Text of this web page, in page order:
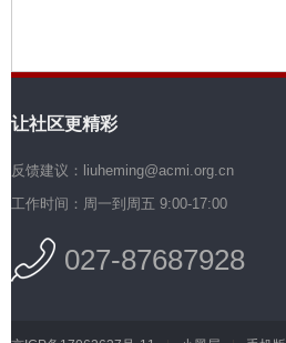
硅
让社区更精彩
反馈建议：liuheming@acmi.org.cn
工作时间：周一到周五 9:00-17:00
027-87687928